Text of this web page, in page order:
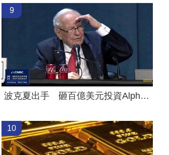
9
波克夏出手 砸百億美元投資Alphabet
10